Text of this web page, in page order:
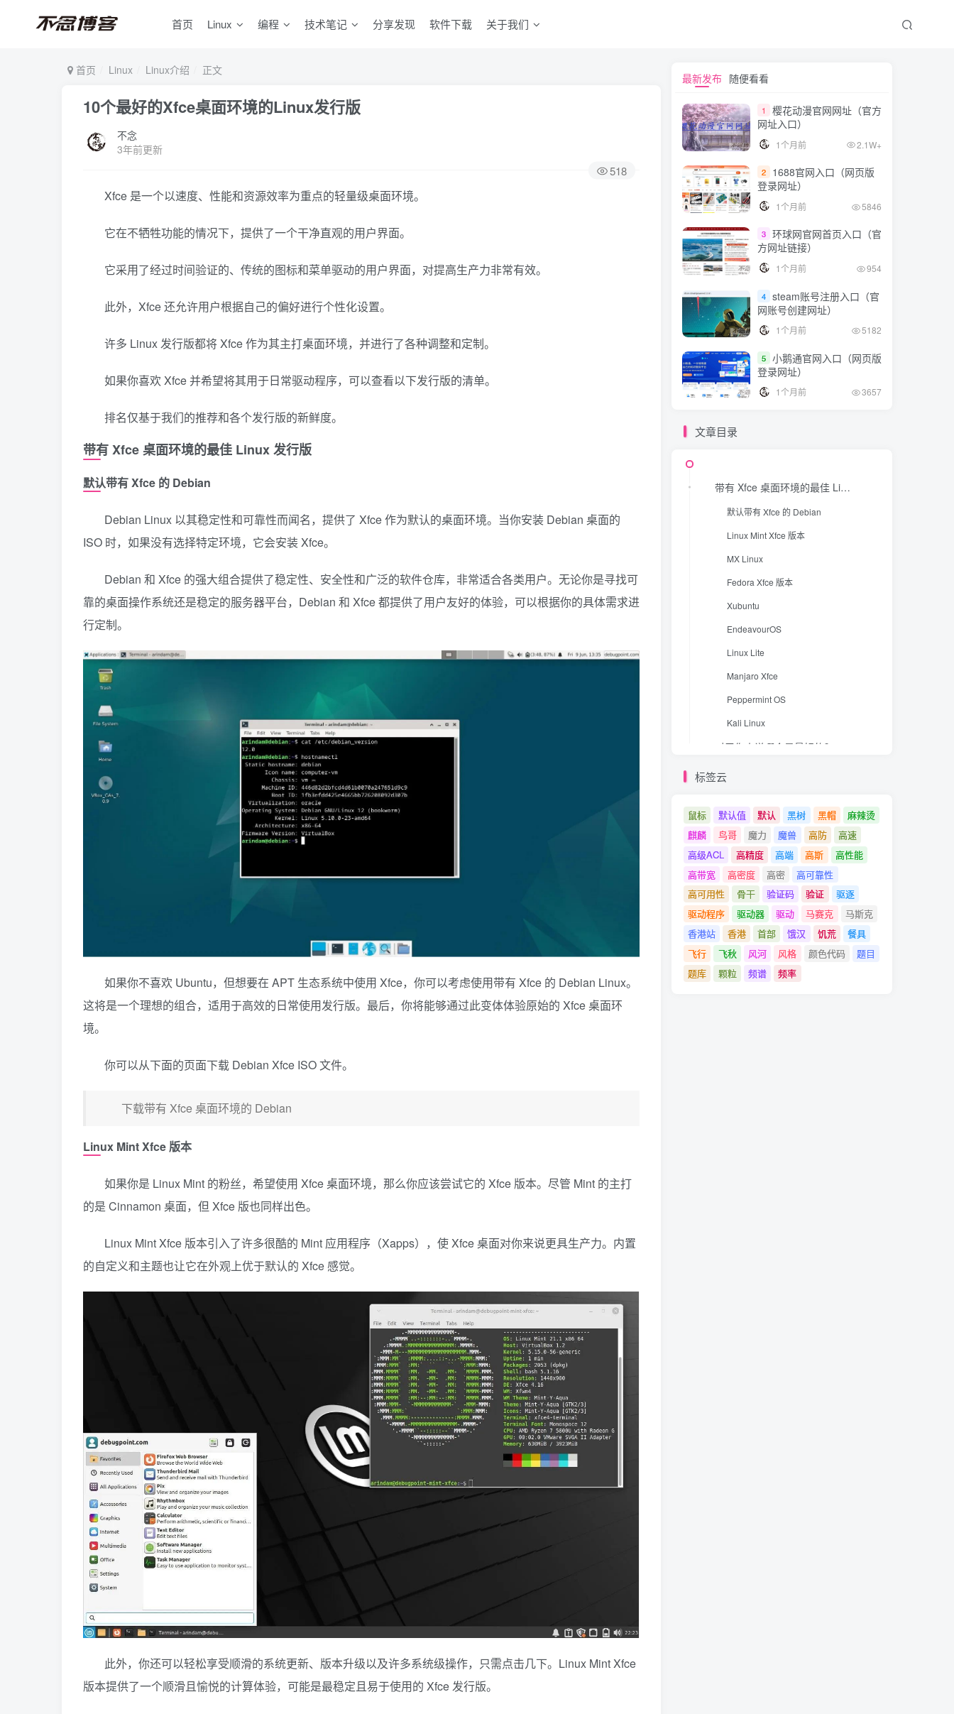
首页 Linux 编程 技术笔记 分享发现 软件下载 关于我们
首页 Linux Linux介绍 正文
10个最好的Xfce桌面环境的Linux发行版
不念
3年前更新
518
Xfce 是一个以速度、性能和资源效率为重点的轻量级桌面环境。
它在不牺牲功能的情况下，提供了一个干净直观的用户界面。
它采用了经过时间验证的、传统的图标和菜单驱动的用户界面，对提高生产力非常有效。
此外，Xfce 还允许用户根据自己的偏好进行个性化设置。
许多 Linux 发行版都将 Xfce 作为其主打桌面环境，并进行了各种调整和定制。
如果你喜欢 Xfce 并希望将其用于日常驱动程序，可以查看以下发行版的清单。
排名仅基于我们的推荐和各个发行版的新鲜度。
带有 Xfce 桌面环境的最佳 Linux 发行版
默认带有 Xfce 的 Debian
Debian Linux 以其稳定性和可靠性而闻名，提供了 Xfce 作为默认的桌面环境。当你安装 Debian 桌面的
ISO 时，如果没有选择特定环境，它会安装 Xfce。
Debian 和 Xfce 的强大组合提供了稳定性、安全性和广泛的软件仓库，非常适合各类用户。无论你是寻找可
靠的桌面操作系统还是稳定的服务器平台，Debian 和 Xfce 都提供了用户友好的体验，可以根据你的具体需求进
行定制。
如果你不喜欢 Ubuntu，但想要在 APT 生态系统中使用 Xfce，你可以考虑使用带有 Xfce 的 Debian Linux。
这将是一个理想的组合，适用于高效的日常使用发行版。最后，你将能够通过此变体体验原始的 Xfce 桌面环
境。
你可以从下面的页面下载 Debian Xfce ISO 文件。
下载带有 Xfce 桌面环境的 Debian
Linux Mint Xfce 版本
如果你是 Linux Mint 的粉丝，希望使用 Xfce 桌面环境，那么你应该尝试它的 Xfce 版本。尽管 Mint 的主打
的是 Cinnamon 桌面，但 Xfce 版也同样出色。
Linux Mint Xfce 版本引入了许多很酷的 Mint 应用程序（Xapps），使 Xfce 桌面对你来说更具生产力。内置
的自定义和主题也让它在外观上优于默认的 Xfce 感觉。
此外，你还可以轻松享受顺滑的系统更新、版本升级以及许多系统级操作，只需点击几下。Linux Mint Xfce
版本提供了一个顺滑且愉悦的计算体验，可能是最稳定且易于使用的 Xfce 发行版。
默认带有 Xfce 的 Debian
Linux Mint Xfce 版本
MX Linux
Xubuntu
EndeavourOS
Manjaro Xfce
Peppermint OS
Kali Linux
对于你来说哪个是最好的？
最新发布 随便看看
1
樱花动漫官网网址（官方
网址入口）
1个月前 2.1W+
2
1688官网入口（网页版
登录网址）
1个月前 5846
3 环球网官网首页入口（官
方网址链接）
1个月前 954
4 steam账号注册入口（官
网账号创建网址）
1个月前 5182
5 小鹅通官网入口（网页版
登录网址）
1个月前 3657
文章目录
带有 Xfce 桌面环境的最佳 Linux 发行版
默认带有 Xfce 的 Debian
Linux Mint Xfce 版本
MX Linux
Fedora Xfce 版本
Xubuntu
EndeavourOS
Linux Lite
Manjaro Xfce
Peppermint OS
Kali Linux
对于你来说哪个是最好的？
结论
标签云
鼠标 默认值 默认 黑树 黑帽
麻辣烫
麒麟
鸟哥 魔力 魔兽 高防
高速
高级ACL
高精度 高端 高斯
高性能
高带宽
高密度 高密
高可靠性
高可用性
骨干 验证码 验证
驱逐
驱动程序
驱动器 驱动 马赛克
马斯克
香港站
香港 首部 饿汉 饥荒
餐具
飞行
飞秋 风河 风格 颜色代码
题目
题库
颗粒 频谱 频率